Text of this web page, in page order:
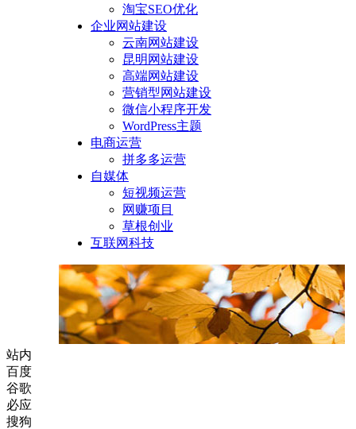
淘宝SEO优化
企业网站建设
云南网站建设
昆明网站建设
高端网站建设
营销型网站建设
微信小程序开发
WordPress主题
电商运营
拼多多运营
自媒体
短视频运营
网赚项目
草根创业
互联网科技
站内
百度
谷歌
必应
搜狗